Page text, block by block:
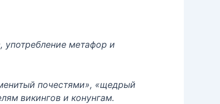
употребление метафор и
почестями», «щедрый
викингов и конунгам.